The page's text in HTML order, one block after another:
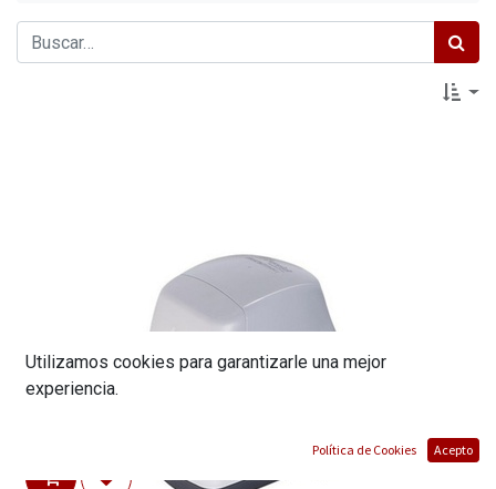
Utilizamos cookies para garantizarle una mejor
experiencia.
Política de Cookies Acepto